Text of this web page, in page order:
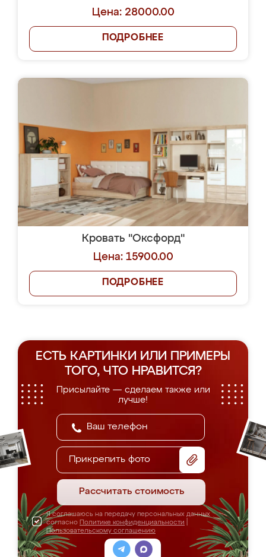
Цена: 28000.00
ПОДРОБНЕЕ
Кровать "Оксфорд"
Цена: 15900.00
ПОДРОБНЕЕ
ЕСТЬ КАРТИНКИ ИЛИ ПРИМЕРЫ
ТОГО, ЧТО НРАВИТСЯ?
Присылайте — сделаем также или
лучше!
Прикрепить фото
Рассчитать стоимость
Я соглашаюсь на передачу персональных данных
согласно Политике конфиденциальности
Пользовательскому соглашению